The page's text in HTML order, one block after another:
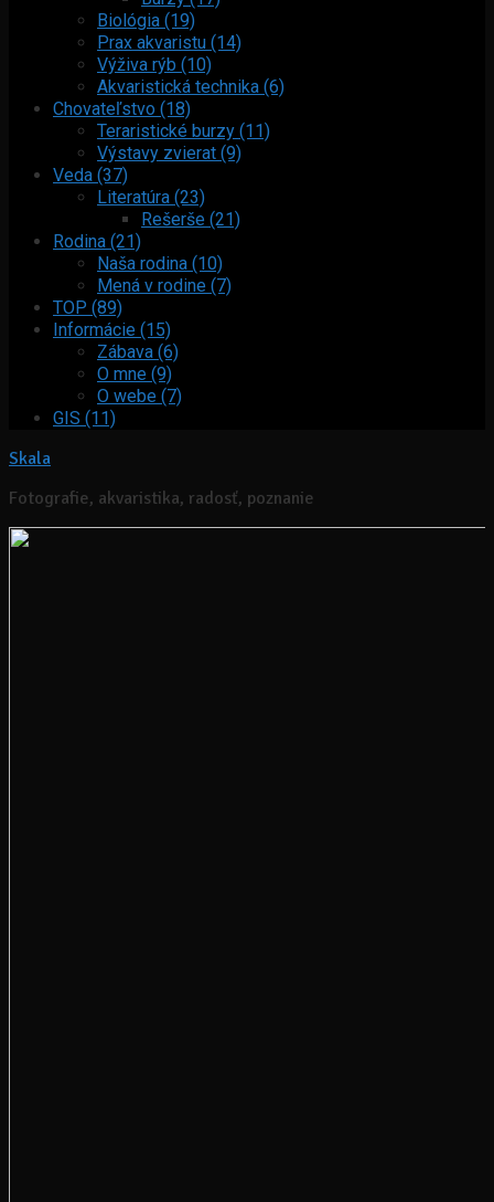
Biológia (19)
Prax akvaristu (14)
Výživa rýb (10)
Akvaristická technika (6)
Chovateľstvo (18)
Teraristické burzy (11)
Výstavy zvierat (9)
Veda (37)
Literatúra (23)
Rešerše (21)
Rodina (21)
Naša rodina (10)
Mená v rodine (7)
TOP (89)
Informácie (15)
Zábava (6)
O mne (9)
O webe (7)
GIS (11)
Skala
Fotografie, akvaristika, radosť, poznanie